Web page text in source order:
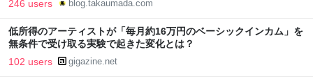
246 users blog.takaumada.com
低所得のアーティストが「毎月約16万円のベーシックインカム」を
無条件で受け取る実験で起きた変化とは？
102 users gigazine.net